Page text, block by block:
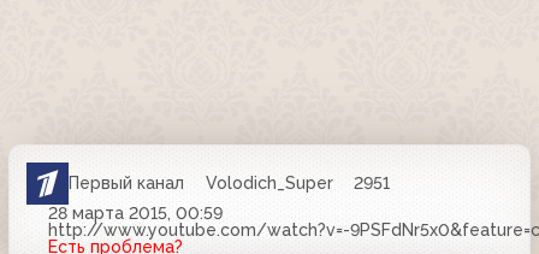
Первый канал Volodich_Super
2951
28 марта 2015, 00:59
http://www.youtube.com/watch?v=-
Есть проблема?